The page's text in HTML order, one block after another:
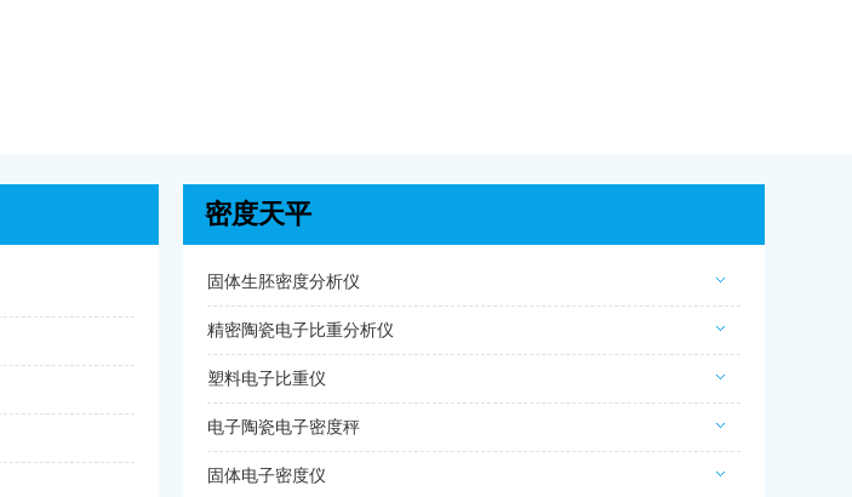
密度天平
固体生胚密度分析仪
精密陶瓷电子比重分析仪
塑料电子比重仪
电子陶瓷电子密度秤
固体电子密度仪